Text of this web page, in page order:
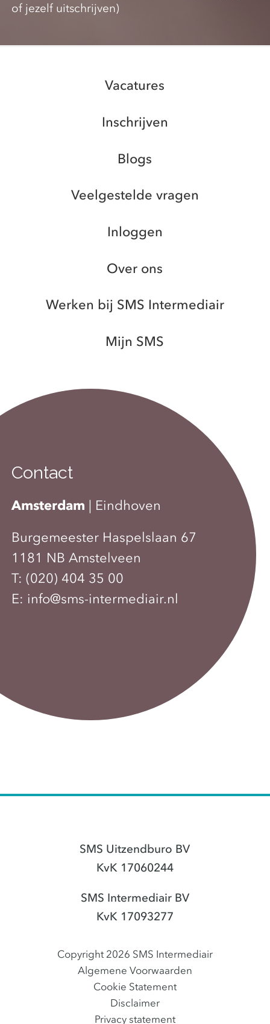
of jezelf uitschrijven)
Vacatures
Inschrijven
Blogs
Veelgestelde vragen
Inloggen
Over ons
Werken bij SMS Intermediair
Mijn SMS
Contact
Amsterdam | Eindhoven
Burgemeester Haspelslaan 67
1181 NB Amstelveen
T:(020) 404 35 00
E: info@sms-intermediair.nl
SMS Uitzendburo BV
KvK 17060244
SMS Intermediair BV
KvK 17093277
Copyright 2026 SMS Intermediair
Algemene Voorwaarden
Cookie Statement
Disclaimer
Privacy statement